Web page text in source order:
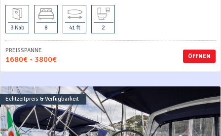
3 Kab 8 41 ft 2
ÖFFNEN
PREISSPANNE
1680€ - 3800€
Echtzeitpreis & Verfügbarkeit